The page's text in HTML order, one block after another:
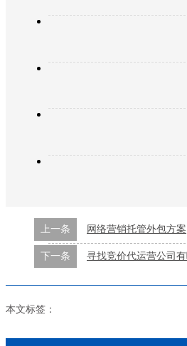
上一条 网络营销托管外包方案
下一条 寻找竞价代运营公司
本文标签：